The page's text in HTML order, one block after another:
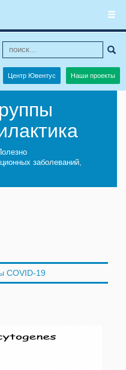
Центр Ювентус Наши проекты
Полезно
заболеваний,
COVID-19